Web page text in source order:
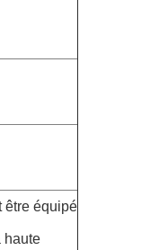
être équipé
haute